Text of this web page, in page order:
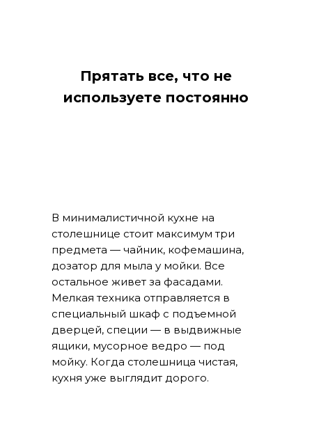
Прятать все, что не
используете постоянно
В минималистичной кухне на
столешнице стоит максимум три
предмета — чайник, кофемашина,
дозатор для мыла у мойки. Все
остальное живет за фасадами.
Мелкая техника отправляется в
специальный шкаф с подъемной
дверцей, специи — в выдвижные
ящики, мусорное ведро — под
мойку. Когда столешница чистая,
кухня уже выглядит дорого.